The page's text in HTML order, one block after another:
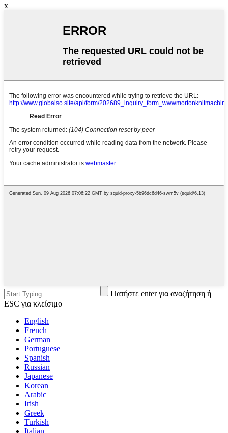
x
Πατήστε enter για αναζήτηση ή
ESC για κλείσιμο
English
French
German
Portuguese
Spanish
Russian
Japanese
Korean
Arabic
Irish
Greek
Turkish
Italian